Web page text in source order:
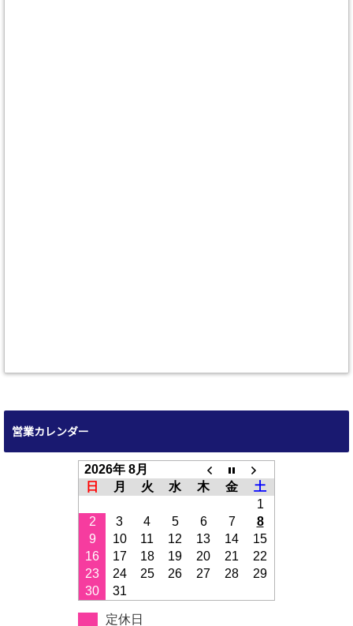
営業カレンダー
2026年 8月
日
月 火 水 木 金
土
1
2
3 4 5 6 7
8
9
10 11 12 13 14
15
16
17 18 19 20 21
22
23
24 25 26 27 28
29
30
31
定休日